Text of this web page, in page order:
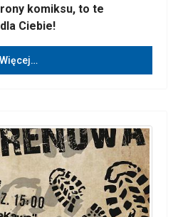
komiksu, to te
Ciebie!
Więcej…